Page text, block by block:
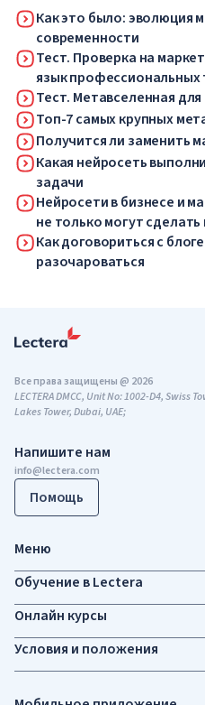
Как это было: эволюция
современности
Тест. Проверка на
язык профессиональных
Тест. Метавселенная для
Топ-7 самых крупных
Получится ли заменить
Какая нейросеть
задачи
Нейросети в бизнесе и
не только могут
Как договориться с
разочароваться
Напишите нам
info@lectera.com
Помощь
Все права защищены @ 2026
LECTERA DMCC, Unit No: 1002-D4, Swiss
Lakes Tower, Dubai, UAE;
Меню
Обучение в Lectera
Онлайн курсы
Условия и положения